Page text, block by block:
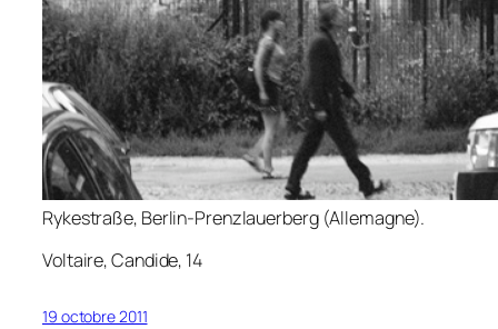
Rykestraße, Berlin-Prenzlauerberg (Allemagne).
Voltaire,Candide, 14
19 octobre 2011